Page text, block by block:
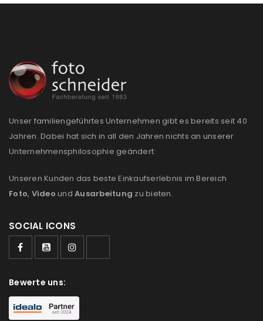
Unser familiengeführtes Unternehmen gibt es bereits seit 40
Jahren. Dabei hat sich in all den Jahren nichts an unserer
Unternehmensphilosophie geändert:
Unseren Kunden das beste Einkaufserlebnis im Bereich
Foto, Video und Ausarbeitung zu bieten.
SOCIAL ICONS
Bewerte uns: